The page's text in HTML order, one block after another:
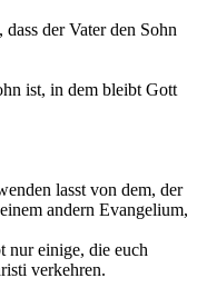
der Vater den Sohn
ist, in dem bleibt Gott
lasst von dem, der
andern Evangelium,
nur einige, die euch
verkehren.